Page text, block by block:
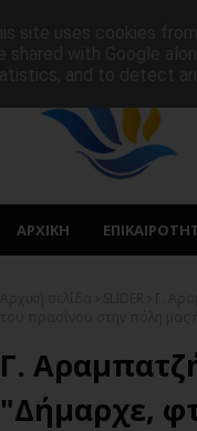
ΑΡΧΙΚΗ
Γ.
"Δήμαρχε,